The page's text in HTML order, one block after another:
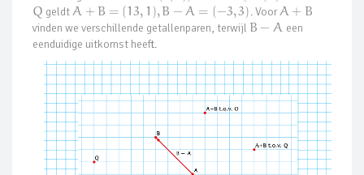
Q geldtA + B = (13, 1 ),B − A = (−3,3). VoorA + B
vinden we verschillende getallenparen, terwijl B − A een
eenduidige uitkomst heeft.